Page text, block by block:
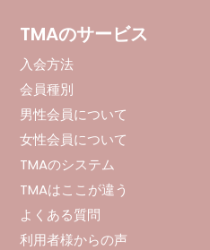
TMAのサービス
入会方法
会員種別
男性会員について
女性会員について
TMAのシステム
TMAはここが違う
よくある質問
利用者様からの声